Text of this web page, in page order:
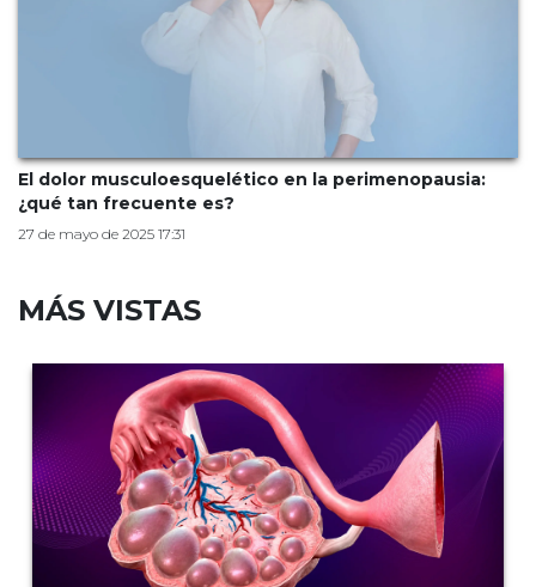
El dolor musculoesquelético en la perimenopausia:
¿qué tan frecuente es?
27 de mayo de 2025 17:31
MÁS VISTAS